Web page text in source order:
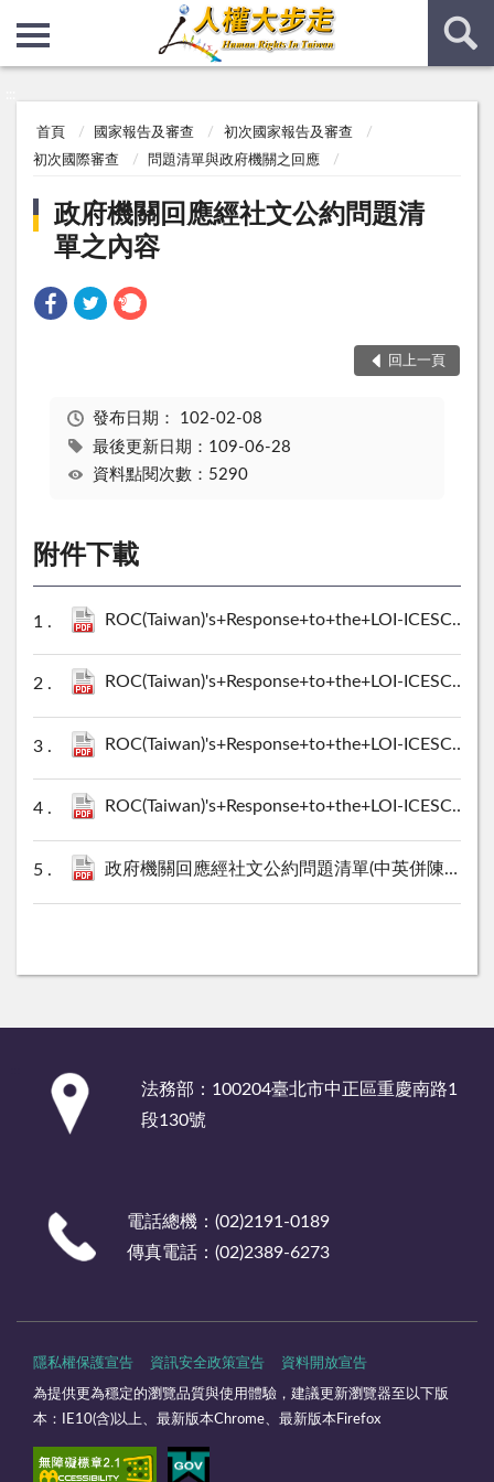
首頁 國家報告及審查
初次國家報告及審查
初次國際審查
問題清單與政府機關之回應
政府機關回應經社文公約問題清
單之內容
回上一頁
發布日期： 102-02-08
最後更新日期：109-06-28
資料點閱次數：5290
附件下載
ROC(Taiwan)'s+Response+to+the+LOI-ICESCR(ANNEX+3).pdf
ROC(Taiwan)'s+Response+to+the+LOI-ICESCR(ANNEX+1).pdf
ROC(Taiwan)'s+Response+to+the+LOI-ICESCR(ANNEX+2).pdf
ROC(Taiwan)'s+Response+to+the+LOI-ICESCR.pdf
政府機關回應經社文公約問題清單(中英併陳版).pdf
法務部：100204臺北市中正區重慶南路1
段130號
電話總機：(02)2191-0189
傳真電話：(02)2389-6273
隱私權保護宣告 資訊安全政策宣告 資料開放宣告
為提供更為穩定的瀏覽品質與使用體驗，建議更新瀏覽器至以下版
本：IE10(含)以上、最新版本Chrome、最新版本Firefox